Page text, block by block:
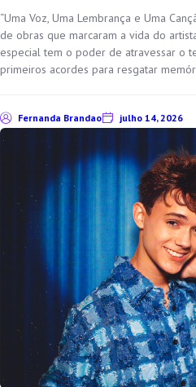
“Uma Voz, Uma Lembrança e Uma
de obras que marcaram a vida do
especial tem o poder de atravessar o
primeiros acordes para resgatar
Fernanda Brandao julho 14, 2026